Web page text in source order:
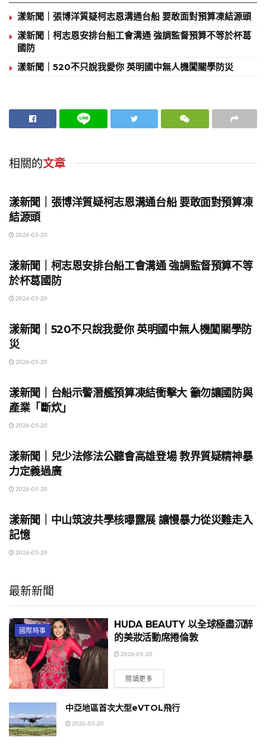
漾新聞｜張博洋質疑柯志恩溝通台船 要敢面對預算凍結源頭
漾新聞｜柯志恩安排台船工會溝通 強調監督預算不等於杯葛
國防
漾新聞｜520不只說我愛你 英明國中無人機闖關學防災
相關的文章
漾新聞｜張博洋質疑柯志恩溝通台船 要敢面對預算凍
結源頭
2026-05-20
漾新聞｜柯志恩安排台船工會溝通 強調監督預算不等
於杯葛國防
2026-05-20
漾新聞｜520不只說我愛你 英明國中無人機闖關學防
災
2026-05-20
漾新聞｜台船示警潛艦預算凍結衝擊大 籲勿讓國防與
產業「斷炊」
2026-05-20
漾新聞｜兒少法修法公聽會高雄登場 教界質疑精神暴
力定義過廣
2026-05-20
漾新聞｜中山筑波共學核曝露展 讓慢暴力從災難走入
記憶
2026-05-20
最新新聞
國際時事
HUDA BEAUTY 以全球極盡沉醉
的美妝活動席捲倫敦
2026-05-20
閱讀更多
中亞地區首次大型eVTOL飛行
2026-05-20